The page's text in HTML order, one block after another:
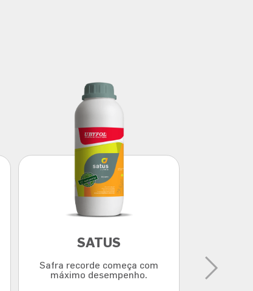
SATUS
Safra recorde começa com
máximo desempenho.
de